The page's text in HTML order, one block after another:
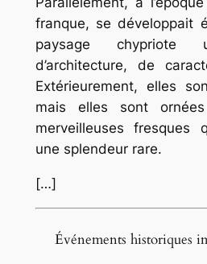
franque, se développait
paysage chypriote
d’architecture, de
Extérieurement, elles
mais elles sont
merveilleuses fresques
une splendeur rare.
[…]
Événements historiques